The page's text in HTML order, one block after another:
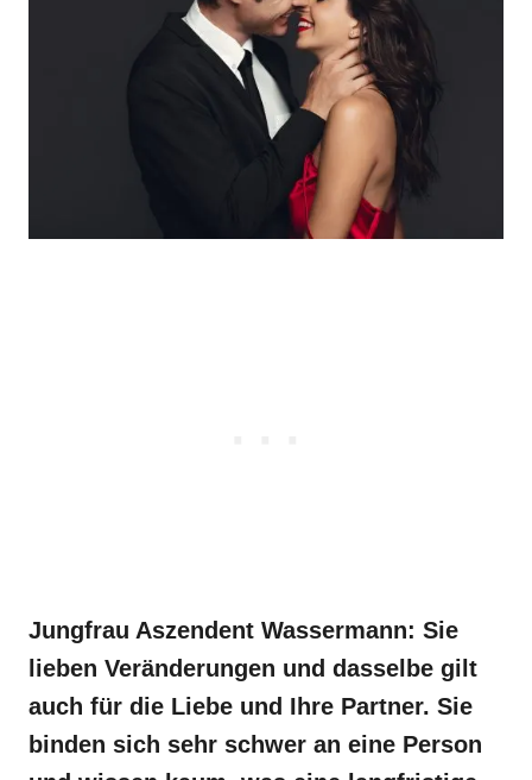
Jungfrau Aszendent Wassermann: Sie
lieben Veränderungen und dasselbe gilt
auch für die Liebe und Ihre Partner. Sie
binden sich sehr schwer an eine Person